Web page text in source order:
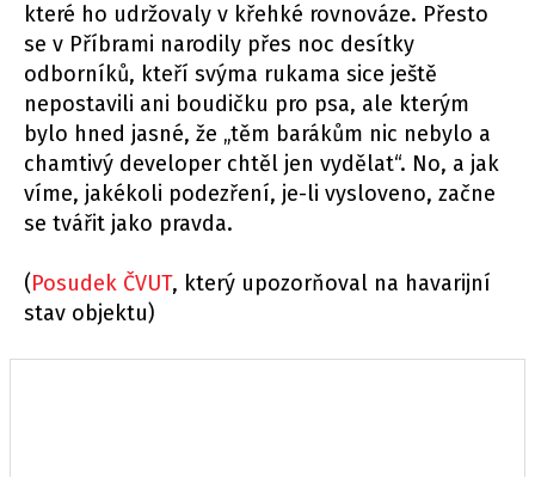
které ho udržovaly v křehké rovnováze. Přesto
se v Příbrami narodily přes noc desítky
odborníků, kteří svýma rukama sice ještě
nepostavili ani boudičku pro psa, ale kterým
bylo hned jasné, že „těm barákům nic nebylo a
chamtivý developer chtěl jen vydělat“. No, a jak
víme, jakékoli podezření, je-li vysloveno, začne
se tvářit jako pravda.
(Posudek ČVUT, který upozorňoval na havarijní
stav objektu)